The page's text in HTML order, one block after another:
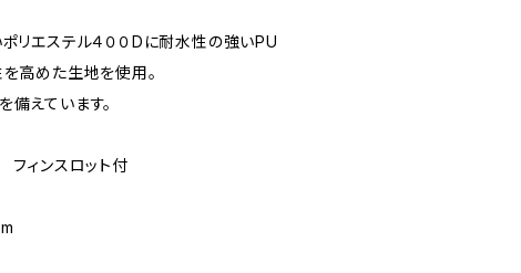
リエステル４００Dに耐水性の強いPU
高めた生地を使用。
えています。
フィンスロット付